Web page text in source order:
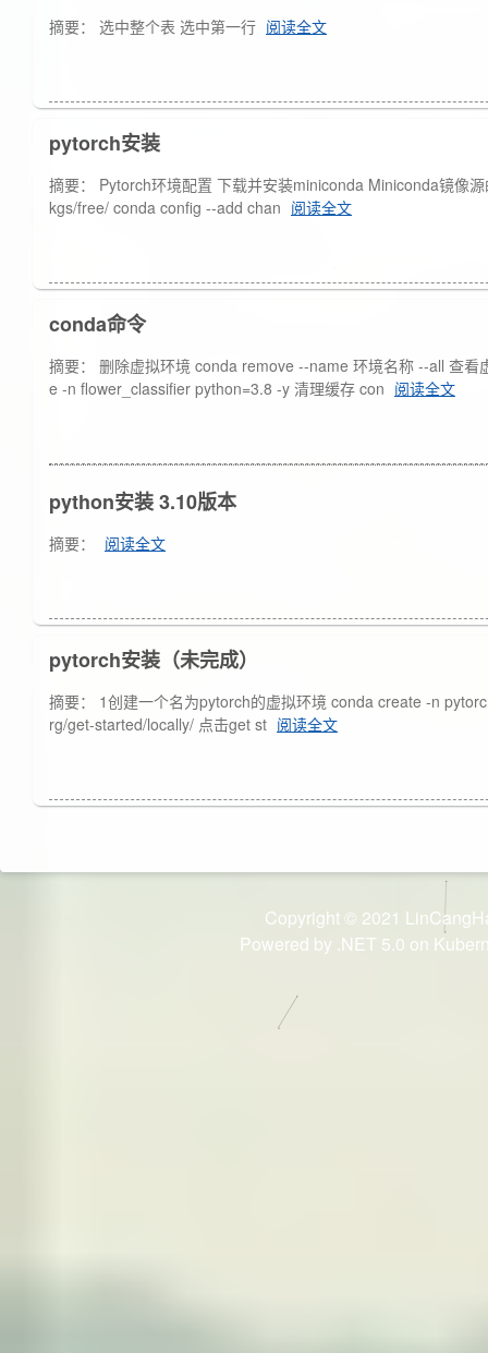
摘要： 选中整个表 选中第一行 阅读全文
pytorch安装
摘要： Pytorch环境配置 下载并安装miniconda Miniconda镜像
kgs/free/ conda config --add chan 阅读全文
conda命令
摘要： 删除虚拟环境 conda remove --name 环境名称 --all 查
e -n flower_classifier python=3.8 -y 清理缓存 con 阅读全文
python安装 3.10版本
摘要： 阅读全文
pytorch安装（未完成）
摘要： 1创建一个名为pytorch的虚拟环境 conda create -n
rg/get-started/locally/ 点击get st 阅读全文
Copyright © 2021
Powered by .NET 5.0 on